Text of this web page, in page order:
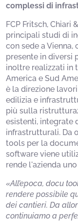
complessi di
FCP Fritsch, Chiari
principali studi di
con sede a
presente in diversi
inoltre realizzati in
America e Sud
è la direzione
edilizia e
più sulla
esistenti, integrate
infrastrutturali. Da
tools per la
software viene
rende l'azienda
«All’epoca, docu
rendere possibile
dei cantieri. Da
continuiamo a